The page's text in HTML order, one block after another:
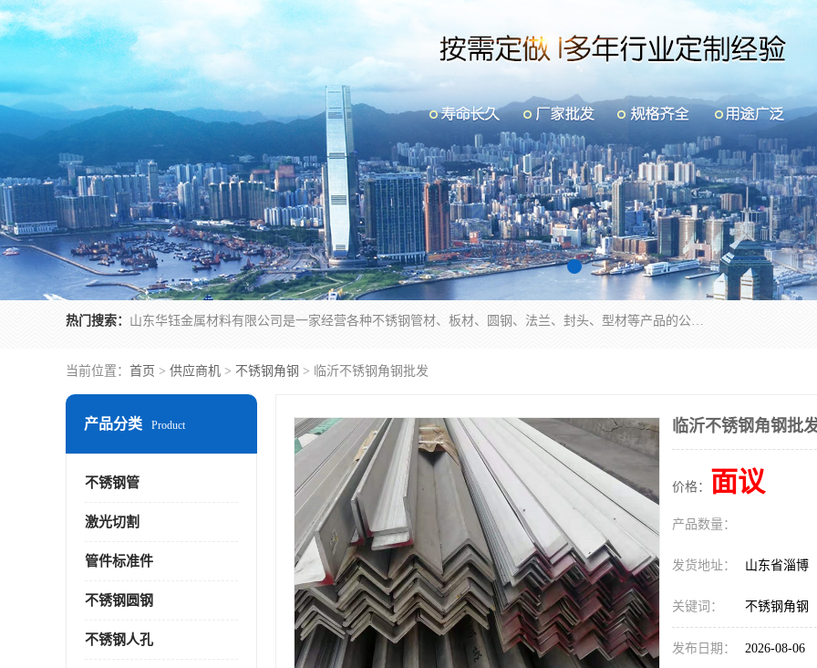
热门搜索： 山东华钰金属材料有限公司是一家经营各种不锈钢管材、板材、圆钢、法兰、封头、型材等产品的公司；主营产品有：不锈钢管，激光切割，管件标准件，不锈钢圆钢，不锈钢人孔，不锈钢亮管，不锈钢角钢，不锈钢加工，不锈钢管子，不锈钢工业方管，不锈钢封头，不锈钢法兰，不锈钢阀门，不锈钢槽钢，不锈钢扁钢，不锈钢板等；可为客户制作各种规格的型材及不锈钢配件、非标准件及各种容器具等，能满足客户的不同采购要求。
当前位置： 首页 > 供应商机 > 不锈钢角钢 > 临沂不锈钢角钢批发
产品分类 Product
不锈钢管
激光切割
管件标准件
不锈钢圆钢
不锈钢人孔
临沂不锈钢角钢批
价格： 面议
产品数量：
发货地址： 山东省淄博
关键词： 不锈钢角钢
发布日期： 2026-08-06